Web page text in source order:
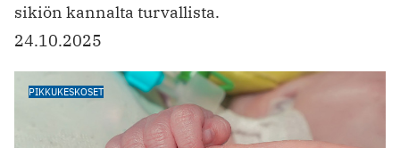
sikiön kannalta turvallista.
24.10.2025
PIKKUKESKOSET